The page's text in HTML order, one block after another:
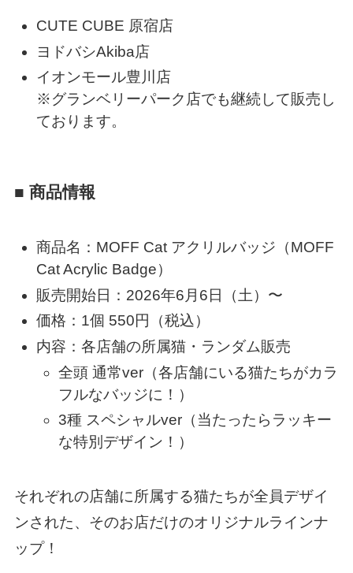
CUTE CUBE 原宿店
ヨドバシAkiba店
イオンモール豊川店
※グランベリーパーク店でも継続して販売し
ております。
■ 商品情報
商品名：MOFF Cat アクリルバッジ（MOFF
Cat Acrylic Badge）
販売開始日：2026年6月6日（土）〜
価格：1個 550円（税込）
内容：各店舗の所属猫・ランダム販売
全頭 通常ver（各店舗にいる猫たちがカラ
フルなバッジに！）
3種 スペシャルver（当たったらラッキー
な特別デザイン！）
それぞれの店舗に所属する猫たちが全員デザイ
ンされた、そのお店だけのオリジナルラインナ
ップ！